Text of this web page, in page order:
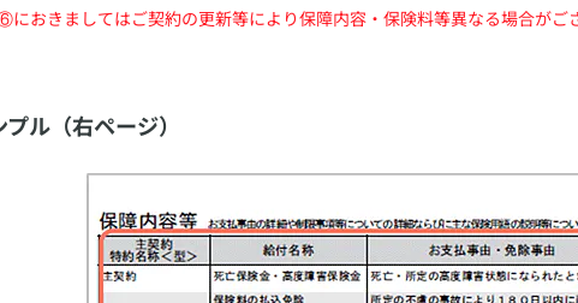
おきましてはご契約の更新等により保障内容・保険料等異なる場合がご
ル（右ページ）